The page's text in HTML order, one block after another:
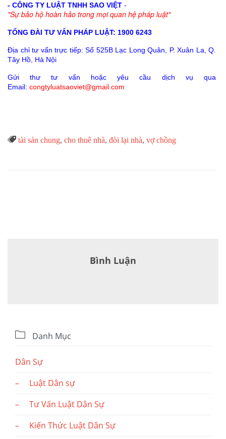
- CÔNG TY LUẬT TNHH SAO VIỆT -
"Sự bảo hộ hoàn hảo trong mọi quan hệ pháp luật"
TỔNG ĐÀI TƯ VẤN PHÁP LUẬT: 1900 6243
Địa chỉ tư vấn trực tiếp: Số 525B Lạc Long Quân, P. Xuân La, Q.
Tây Hồ, Hà Nội
Gửi thư tư vấn hoặc yêu cầu dịch vụ qua
Email: congtyluatsaoviet@gmail.com
Từ
tài sản chung, cho thuê nhà, đòi lại nhà, vợ chồng
Bình Luận
 Danh Mục
Dân Sự
– Luật Dân sự
– Tư Vấn Luật Dân Sự
– Kiến Thức Luật Dân Sự